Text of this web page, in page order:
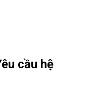
cầu hệ